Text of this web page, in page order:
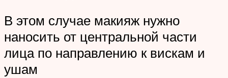
В этом случае макияж нужно
наносить от центральной части
лица по направлению к вискам и
ушам